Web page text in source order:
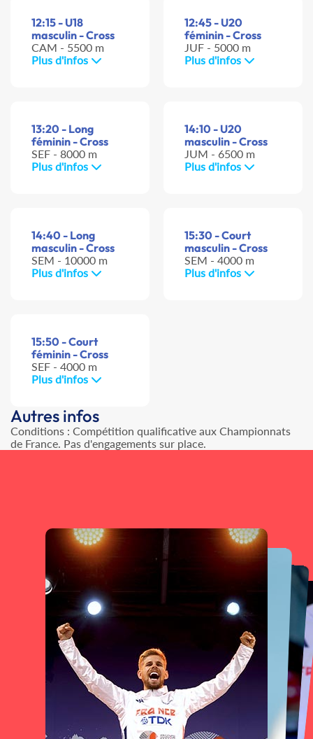
12:15 - U18
masculin - Cross
CAM - 5500 m
Plus d'infos
12:45 - U20
féminin - Cross
JUF - 5000 m
Plus d'infos
13:20 - Long
féminin - Cross
SEF - 8000 m
Plus d'infos
14:10 - U20
masculin - Cross
JUM - 6500 m
Plus d'infos
14:40 - Long
masculin - Cross
SEM - 10000 m
Plus d'infos
15:30 - Court
masculin - Cross
SEM - 4000 m
Plus d'infos
15:50 - Court
féminin - Cross
SEF - 4000 m
Plus d'infos
Autres infos
Conditions : Compétition qualificative aux Championnats
de France. Pas d'engagements sur place.